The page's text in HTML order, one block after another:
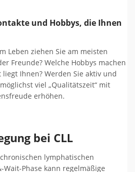
und Hobbys, die Ihnen
Leben ziehen Sie am meisten
Freunde? Welche Hobbys machen
liegt Ihnen? Werden Sie aktiv und
viel „Qualitätszeit“ mit
erhöhen.
bei CLL
lymphatischen
Wait-Phase kann regelmäßige